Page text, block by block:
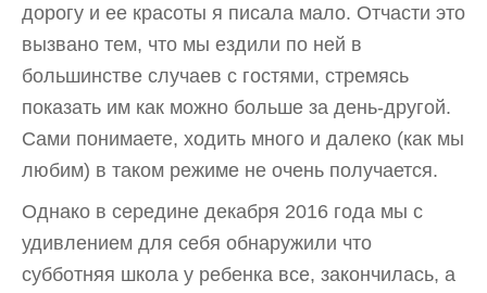
дорогу и ее красоты я писала мало. Отчасти это
вызвано тем, что мы ездили по ней в
большинстве случаев с гостями, стремясь
показать им как можно больше за день-другой.
Сами понимаете, ходить много и далеко (как мы
любим) в таком режиме не очень получается.
Однако в середине декабря 2016 года мы с
удивлением для себя обнаружили что
субботняя школа у ребенка все, закончилась, а